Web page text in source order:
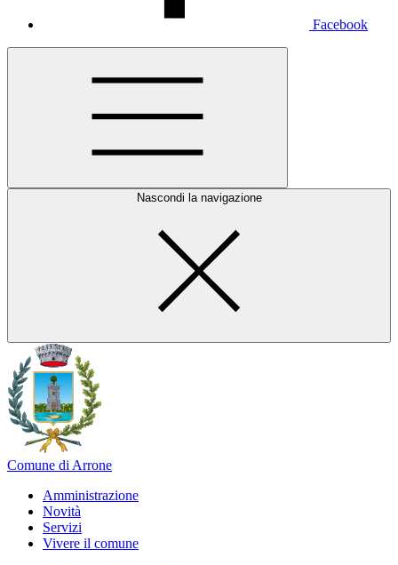
Facebook
Nascondi la navigazione
Comune di Arrone
Amministrazione
Novità
Servizi
Vivere il comune